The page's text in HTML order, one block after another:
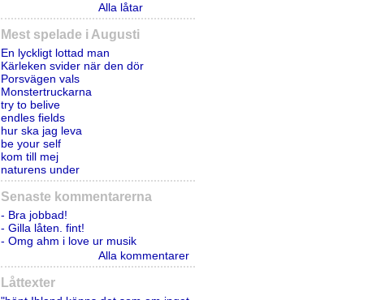
Alla låtar
Mest spelade i Augusti
En lyckligt lottad man
Kärleken svider när den dör
Porsvägen vals
Monstertruckarna
try to belive
endles fields
hur ska jag leva
be your self
kom till mej
naturens under
Senaste kommentarerna
- Bra jobbad!
- Gilla låten. fint!
- Omg ahm i love ur musik
Alla kommentarer
Låttexter